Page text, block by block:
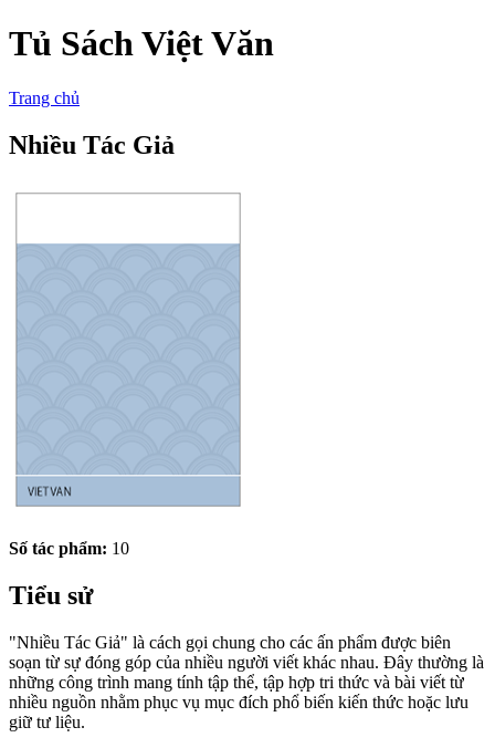
Tủ Sách Việt Văn
Trang chủ
Nhiều Tác Giả
Số tác phẩm: 10
Tiểu sử
"Nhiều Tác Giả" là cách gọi chung cho các ấn phẩm được biên
soạn từ sự đóng góp của nhiều người viết khác nhau. Đây thường là
những công trình mang tính tập thể, tập hợp tri thức và bài viết từ
nhiều nguồn nhằm phục vụ mục đích phổ biến kiến thức hoặc lưu
giữ tư liệu.